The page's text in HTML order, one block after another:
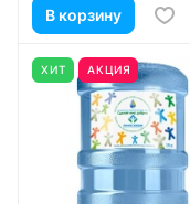
В корзину
ХИТ АКЦИЯ